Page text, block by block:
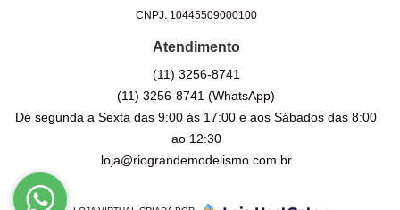
CNPJ: 10445509000100
Atendimento
(11) 3256-8741
(11) 3256-8741(WhatsApp)
De segunda a Sexta das 9:00 ás 17:00 e aos Sábados das 8:00
ao 12:30
loja@riograndemodelismo.com.br